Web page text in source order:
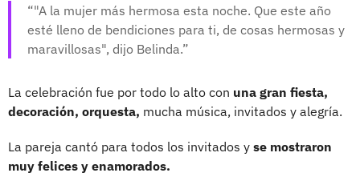
"A la mujer más hermosa esta noche. Que este año
esté lleno de bendiciones para ti, de cosas hermosas y
maravillosas", dijo Belinda.
La celebración fue por todo lo alto con una gran fiesta,
decoración, orquesta, mucha música, invitados y alegría.
La pareja cantó para todos los invitados y se mostraron
muy felices y enamorados.